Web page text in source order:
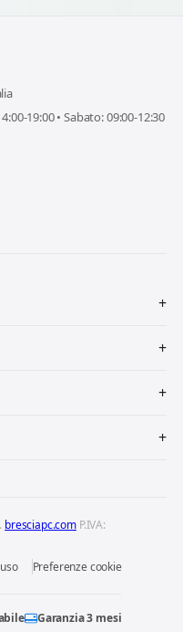
19:00 • Sabato: 09:00-12:30
bresciapc.com P.IVA:
Preferenze cookie
Garanzia 3 mesi